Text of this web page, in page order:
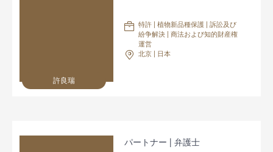
許良瑞
特許 | 植物新品種保護 | 訴訟及び
紛争解決 | 商法および知的財産権
運営
北京 | 日本
パートナー | 弁護士